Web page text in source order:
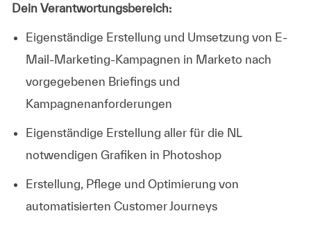
Dein Verantwortungsbereich:
Eigenständige Erstellung und Umsetzung von E-
Mail-Marketing-Kampagnen in Marketo nach
vorgegebenen Briefings und
Kampagnenanforderungen
Eigenständige Erstellung aller für die NL
notwendigen Grafiken in Photoshop
Erstellung, Pflege und Optimierung von
automatisierten Customer Journeys